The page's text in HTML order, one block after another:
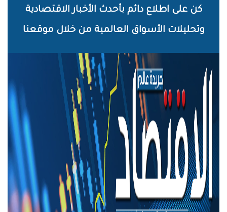
الرئيسي
كن على اطلاع دائم بأحدث الأخبار الاقتصادية
وتحليلات الأسواق العالمية من خلال موقعنا